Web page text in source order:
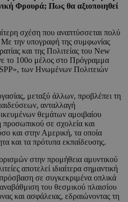
Φρουρά; Πως θα αξιοποιηθεί
σχέση που αναπτύσσεται πολύ
Με την υπογραφή της συμφωνίας
και της Πολιτείας του New
το 100ο μέλος στο Πρόγραμμα
των Ηνωμένων Πολιτειών
μεταξύ άλλων, προβλέπει τη
ανταλλαγή
θεμάτων αμοιβαίου
προσωπικού σε σχολεία και
και στην Αμερική, τα οποία
και τα πρότυπα εκπαίδευσης.
στην προμήθεια αμυντικού
αποτελεί ιδιαίτερα σημαντική
σε συγκεκριμένα οπλικά
του θεσμικού πλαισίου
και ασφάλειας, εδραιώνοντας τη